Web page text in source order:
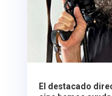
El destacado